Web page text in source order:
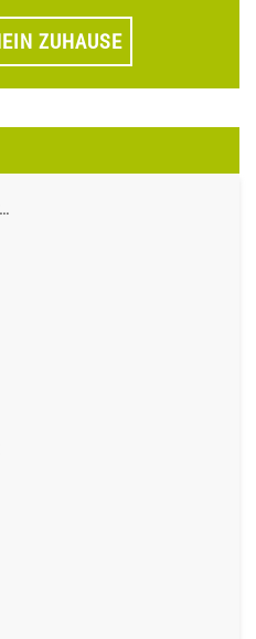
ZUHAUSE